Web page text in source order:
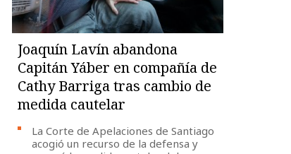
Joaquín Lavín abandona
Capitán Yáber en compañía de
Cathy Barriga tras cambio de
medida cautelar
La Corte de Apelaciones de Santiago
acogió un recurso de la defensa y